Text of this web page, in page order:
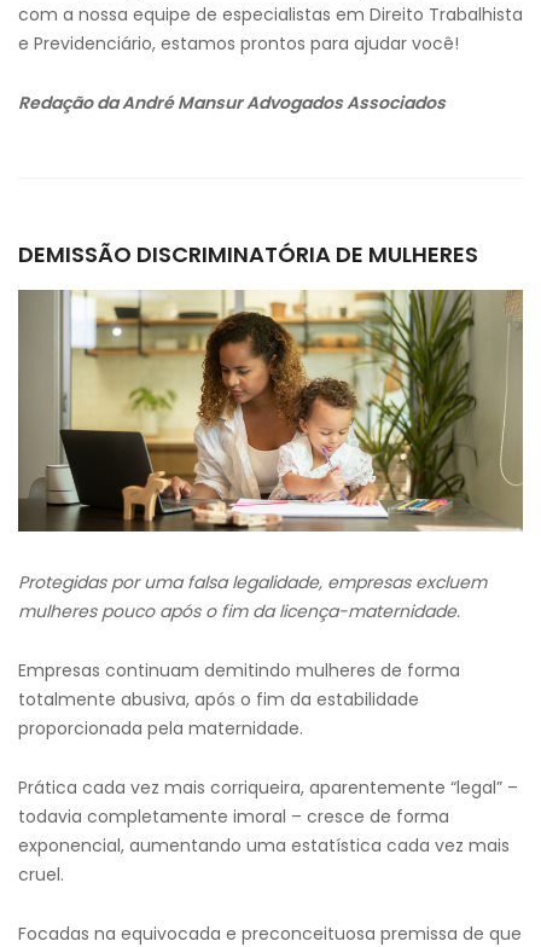
com a nossa equipe de especialistas em Direito Trabalhista
e Previdenciário, estamos prontos para ajudar você!
Redaçãoda André Mansur AdvogadosAssociados
DEMISSÃO DISCRIMINATÓRIA DE MULHERES
Protegidas por uma falsa legalidade, empresas excluem
mulheres pouco após o fim da licença-maternidade.
Empresas continuam demitindo mulheres de forma
totalmente abusiva, após o fim da estabilidade
proporcionada pela maternidade.
Prática cada vez mais corriqueira, aparentemente “legal” –
todavia completamente imoral – cresce de forma
exponencial, aumentando uma estatística cada vez mais
cruel.
Focadas na equivocada e preconceituosa premissa de que